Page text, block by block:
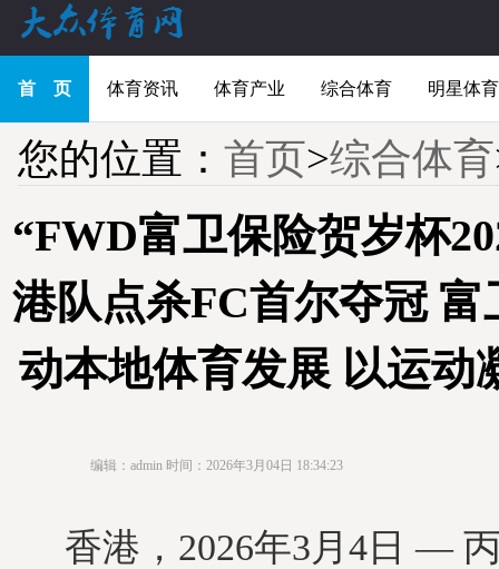
首 页 体育资讯 体育产业 综合体育 明星体育
您的位置： 首页>综合体育
“FWD富卫保险贺岁杯
港队点杀FC首尔夺冠
动本地体育发展 以运动
编辑：admin 时间：2026年3月04日 18:34:23
香港，2026年3月4日 —